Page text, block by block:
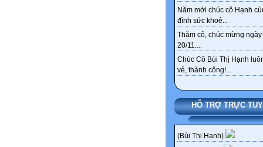
Năm mới chúc cô Hạnh
đình sức khoẻ...
Thăm cô, chúc mừng ngày
20/11....
Chúc Cô Bùi Thị Hạnh
vẻ, thành công!...
HỖ TRỢ TRỰC
(Bùi Thị Hạnh)